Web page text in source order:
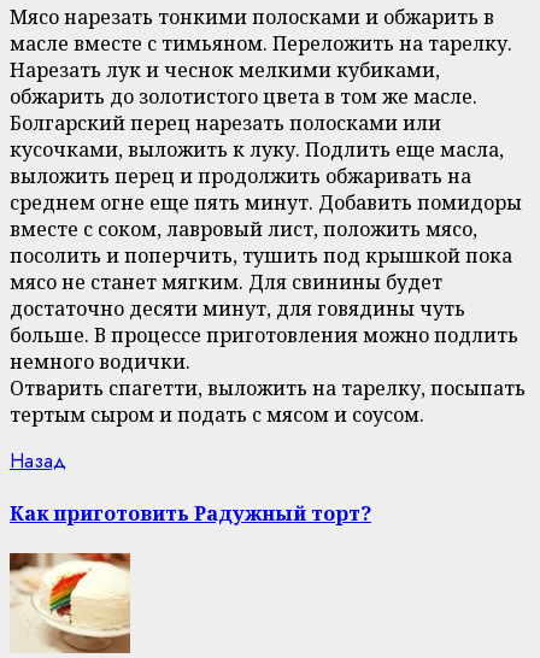
Мясо нарезать тонкими полосками и обжарить в
масле вместе с тимьяном. Переложить на тарелку.
Нарезать лук и чеснок мелкими кубиками,
обжарить до золотистого цвета в том же масле.
Болгарский перец нарезать полосками или
кусочками, выложить к луку. Подлить еще масла,
выложить перец и продолжить обжаривать на
среднем огне еще пять минут. Добавить помидоры
вместе с соком, лавровый лист, положить мясо,
посолить и поперчить, тушить под крышкой пока
мясо не станет мягким. Для свинины будет
достаточно десяти минут, для говядины чуть
больше. В процессе приготовления можно подлить
немного водички.
Отварить спагетти, выложить на тарелку, посыпать
тертым сыром и подать с мясом и соусом.
Continue
Reading
Назад
Как приготовить Радужный торт?